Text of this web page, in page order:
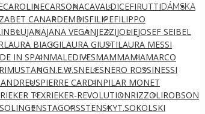
CAROLINECARSONACAVALDICEFIRUTTI
CANARDEMBISFILIPEFILIPPO
INBLUJANAJANA VEGANJEZZIJOLIEJOSEF SEIBEL
LAURA BIAGGILAURA GIUSTILAURA MESSI
IN SPAINMALEDIVESMAMMAMIAMARCO
MUSTANGN.E.W.SNELESNERO ROSSINESSI
PIERRE CARDINPILAR MONET
RIEKER TEXRIEKER-REVOLUTIONRIZZOLIROBSON
SOLINGENSTAGORSSTENSKYT.SOKOLSKI
DÁMSKA